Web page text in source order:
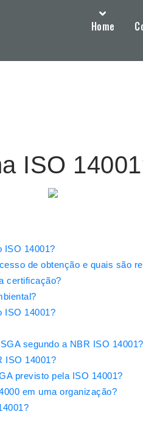
Home
ISO
ISO 14001?
de obtenção e quais são
certificação?
ISO 14001?
segundo a NBR ISO 14001?
ISO 14001?
previsto pela ISO 14001?
em uma organização?